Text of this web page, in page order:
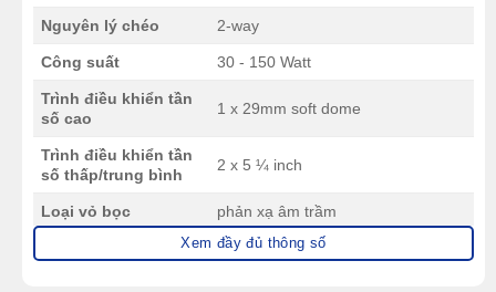
Nguyên lý chéo 2-way
Công suất 30 - 150 Watt
Trình điều khiển tần
số cao
1 x 29mm soft dome
Trình điều khiển tần
số thấp/trung bình
2 x 5 ¼ inch
Loại vỏ bọc phản xạ âm trầm
43 Hz
Xem đầy đủ thông số